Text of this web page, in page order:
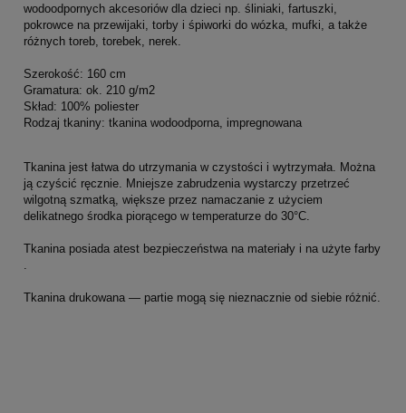
wodoodpornych akcesoriów dla dzieci np. śliniaki, fartuszki,
pokrowce na przewijaki, torby i śpiworki do wózka, mufki, a także
różnych toreb, torebek, nerek.
Szerokość: 160 cm
Gramatura: ok. 210 g/m2
Skład: 100% poliester
Rodzaj tkaniny: tkanina wodoodporna, impregnowana
Tkanina jest łatwa do utrzymania w czystości i wytrzymała. Można
ją czyścić ręcznie. Mniejsze zabrudzenia wystarczy przetrzeć
wilgotną szmatką, większe przez namaczanie z użyciem
delikatnego środka piorącego w temperaturze do 30°C.
Tkanina posiada atest bezpieczeństwa na materiały i na użyte farby
Tkanina drukowana — partie mogą się nieznacznie od siebie różnić.